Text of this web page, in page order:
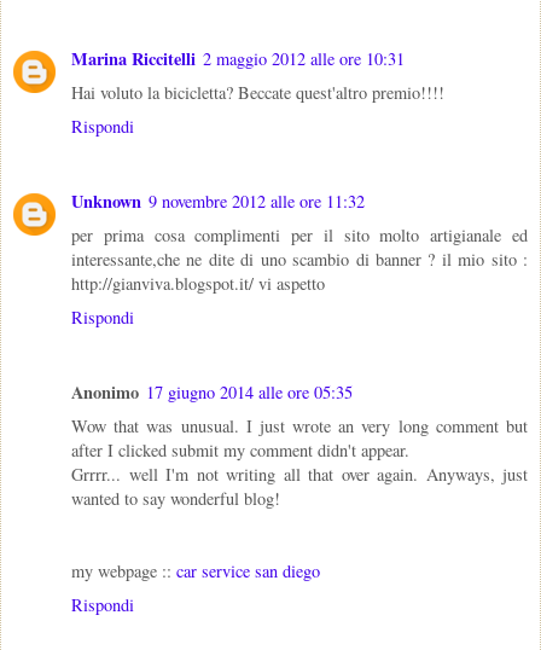
Marina Riccitelli 2 maggio 2012 alle ore 10:31
Hai voluto la bicicletta? Beccate quest'altro premio!!!!
Rispondi
Unknown 9 novembre 2012 alle ore 11:32
per prima cosa complimenti per il sito molto artigianale ed
interessante,che ne dite di uno scambio di banner ? il mio sito :
http://gianviva.blogspot.it/ vi aspetto
Rispondi
Anonimo 17 giugno 2014 alle ore 05:35
Wow that was unusual. I just wrote an very long comment but
after I clicked submit my comment didn't appear.
Grrrr... well I'm not writing all that over again. Anyways, just
wanted to say wonderful blog!
my webpage :: car service san diego
Rispondi